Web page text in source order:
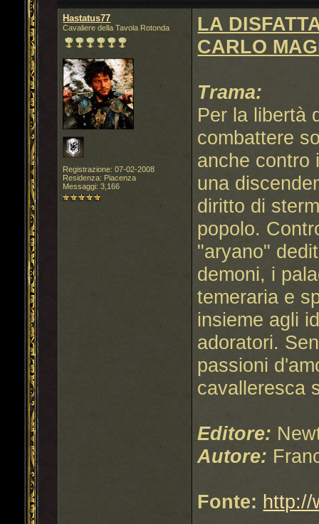
Hastatus77
Cavaliere della Tavola Rotonda
Registrazione: 07-02-2008
Residenza: Piacenza
Messaggi: 3,166
LA
CARLO
Trama:
Per la libertà
combattere
anche contro
una
diritto di
popolo.
"aryano"
demoni, i
temeraria e
insieme agli
adoratori.
passioni
cavalleresca
Editore:
Autore:
Fonte: http://